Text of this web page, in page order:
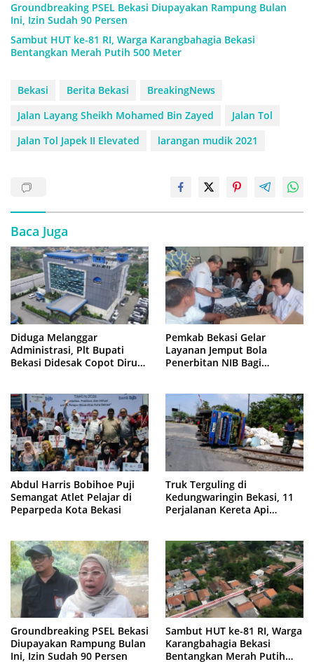
Groundbreaking PSEL Bekasi Diupayakan Rampung Bulan
Ini, Izin Sudah 90 Persen
Sambut HUT ke-81 RI, Warga Karangbahagia Bekasi
Bentangkan Merah Putih 500 Meter
Bekasi Berita Bekasi
BreakingNews
Jalan Layang Sheikh Mohamed Bin Zayed
Jalan Tol
Jalan Tol Japek II Elevated
larangan mudik 2021
Baca Juga
Diduga Melanggar
Administrasi, Plt Bupati
Bekasi Didesak Copot Dirum
Pemkab Bekasi Gelar
Layanan Jemput Bola
Penerbitan NIB Bagi
Abdul Harris Bobihoe Puji
Semangat Atlet Pelajar di
Peparpeda Kota Bekasi
Truk Terguling di
Kedungwaringin Bekasi, 11
Perjalanan Kereta Api
Groundbreaking PSEL Bekasi
Diupayakan Rampung Bulan
Ini, Izin Sudah 90 Persen
Sambut HUT ke-81 RI, Warga
Karangbahagia Bekasi
Bentangkan Merah Putih